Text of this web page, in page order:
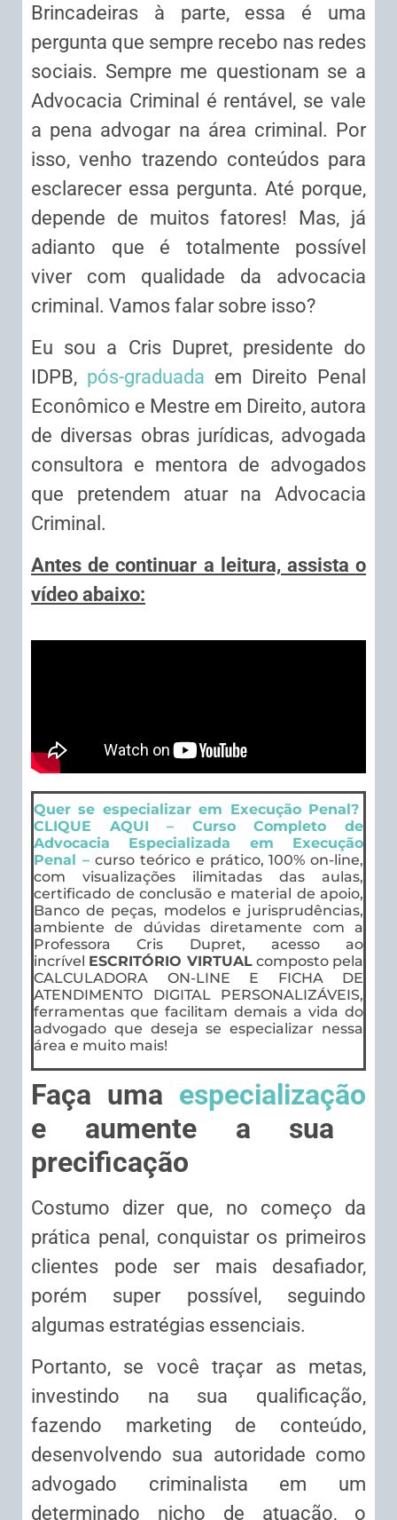
Brincadeiras à parte, essa é uma
pergunta que sempre recebo nas redes
sociais. Sempre me questionam se a
Advocacia Criminal é rentável, se vale
a pena advogar na área criminal. Por
isso, venho trazendo conteúdos para
esclarecer essa pergunta. Até porque,
depende de muitos fatores! Mas, já
adianto que é totalmente possível
viver com qualidade da advocacia
criminal. Vamos falar sobre isso?
Eu sou a Cris Dupret, presidente do
IDPB, pós-graduada em Direito Penal
Econômico e Mestre em Direito, autora
de diversas obras jurídicas, advogada
consultora e mentora de advogados
que pretendem atuar na Advocacia
Criminal.
Antes de continuar a leitura, assista o
vídeo abaixo:
Quer se especializar em Execução Penal?
CLIQUE AQUI – Curso Completo de
Advocacia Especializada em Execução
Penal –curso teórico e prático, 100% on-line,
com visualizações ilimitadas das aulas,
certificado de conclusão e material de apoio,
Banco de peças, modelos e jurisprudências,
ambiente de dúvidas diretamente com a
Professora Cris Dupret, acesso ao
incrível ESCRITÓRIO VIRTUALcomposto pela
CALCULADORA ON-LINE E FICHA DE
ATENDIMENTO DIGITAL PERSONALIZÁVEIS,
ferramentas que facilitam demais a vida do
advogado que deseja se especializar nessa
área e muito mais!
Faça uma especialização
e aumente a sua
precificação
Costumo dizer que, no começo da
prática penal, conquistar os primeiros
clientes pode ser mais desafiador,
porém super possível, seguindo
algumas estratégias essenciais.
Portanto, se você traçar as metas,
investindo na sua qualificação,
fazendo marketing de conteúdo,
desenvolvendo sua autoridade como
advogado criminalista em um
determinado nicho de atuação, o